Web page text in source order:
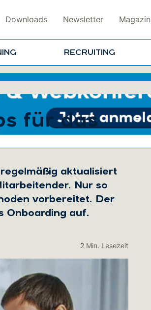
Downloads Newsletter Magazin
RECRUITING
für das
aktualisiert
Nur so
vorbereitet. Der
Onboarding auf.
2 Min. Lesezeit